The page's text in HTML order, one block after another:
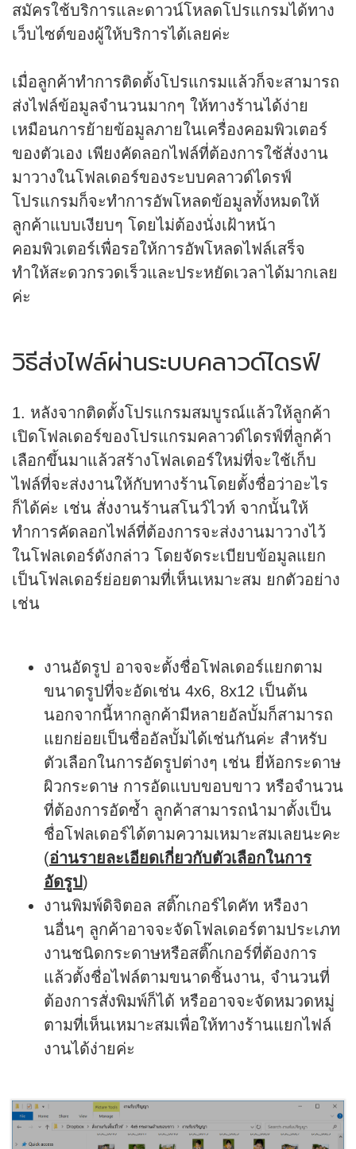
สมัครใช้บริการและดาวน์โหลดโปรแกรมได้ทาง
เว็บไซต์ของผู้ให้บริการได้เลยค่ะ
เมื่อลูกค้าทำการติดตั้งโปรแกรมแล้วก็จะสามารถ
ส่งไฟล์ข้อมูลจำนวนมากๆ ให้ทางร้านได้ง่าย
เหมือนการย้ายข้อมูลภายในเครื่องคอมพิวเตอร์
ของตัวเอง เพียงคัดลอกไฟล์ที่ต้องการใช้สั่งงาน
มาวางในโฟลเดอร์ของระบบคลาวด์ไดรฟ์
โปรแกรมก็จะทำการอัพโหลดข้อมูลทั้งหมดให้
ลูกค้าแบบเงียบๆ โดยไม่ต้องนั่งเฝ้าหน้า
คอมพิวเตอร์เพื่อรอให้การอัพโหลดไฟล์เสร็จ
ทำให้สะดวกรวดเร็วและประหยัดเวลาได้มากเลย
ค่ะ
วิธีส่งไฟล์ผ่านระบบคลาวด์ไดรฟ์
1. หลังจากติดตั้งโปรแกรมสมบูรณ์แล้วให้ลูกค้า
เปิดโฟลเดอร์ของโปรแกรมคลาวด์ไดรฟ์ที่ลูกค้า
เลือกขึ้นมาแล้วสร้างโฟลเดอร์ใหม่ที่จะใช้เก็บ
ไฟล์ที่จะส่งงานให้กับทางร้านโดยตั้งชื่อว่าอะไร
ก็ได้ค่ะ เช่น สั่งงานร้านสโนว์ไวท์ จากนั้นให้
ทำการคัดลอกไฟล์ที่ต้องการจะส่งงานมาวางไว้
ในโฟลเดอร์ดังกล่าว โดยจัดระเบียบข้อมูลแยก
เป็นโฟลเดอร์ย่อยตามที่เห็นเหมาะสม ยกตัวอย่าง
เช่น
งานอัดรูป อาจจะตั้งชื่อโฟลเดอร์แยกตาม
ขนาดรูปที่จะอัดเช่น 4x6, 8x12 เป็นต้น
นอกจากนี้หากลูกค้ามีหลายอัลบั้มก็สามารถ
แยกย่อยเป็นชื่ออัลบั้มได้เช่นกันค่ะ สำหรับ
ตัวเลือกในการอัดรูปต่างๆ เช่น ยี่ห้อกระดาษ
ผิวกระดาษ การอัดแบบขอบขาว หรือจำนวน
ที่ต้องการอัดซ้ำ ลูกค้าสามารถนำมาตั้งเป็น
ชื่อโฟลเดอร์ได้ตามความเหมาะสมเลยนะคะ
(อ่านรายละเอียดเกี่ยวกับตัวเลือกในการ
อัดรูป)
งานพิมพ์ดิจิตอล สติ๊กเกอร์ไดคัท หรืองา
นอื่นๆ ลูกค้าอาจจะจัดโฟลเดอร์ตามประเภท
งานชนิดกระดาษหรือสติ๊กเกอร์ที่ต้องการ
แล้วตั้งชื่อไฟล์ตามขนาดชิ้นงาน, จำนวนที่
ต้องการสั่งพิมพ์ก็ได้ หรืออาจจะจัดหมวดหมู่
ตามที่เห็นเหมาะสมเพื่อให้ทางร้านแยกไฟล์
งานได้ง่ายค่ะ